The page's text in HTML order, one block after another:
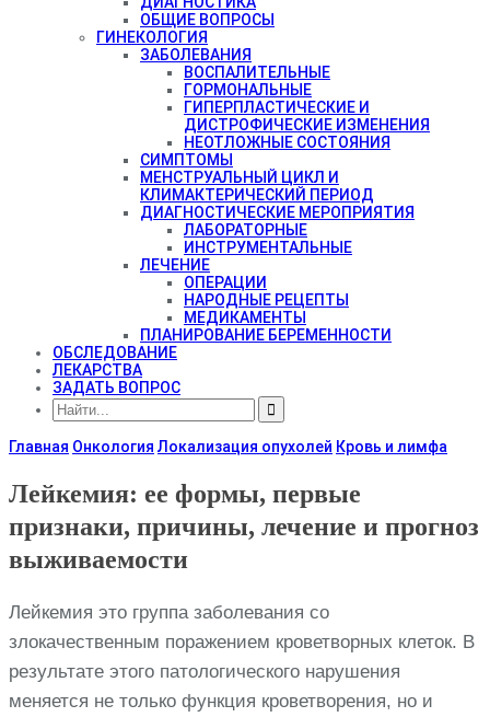
ОБЩИЕ ВОПРОСЫ
ГИНЕКОЛОГИЯ
ЗАБОЛЕВАНИЯ
ВОСПАЛИТЕЛЬНЫЕ
ГОРМОНАЛЬНЫЕ
ГИПЕРПЛАСТИЧЕСКИЕ И
ДИСТРОФИЧЕСКИЕ ИЗМЕНЕНИЯ
НЕОТЛОЖНЫЕ СОСТОЯНИЯ
СИМПТОМЫ
МЕНСТРУАЛЬНЫЙ ЦИКЛ И
КЛИМАКТЕРИЧЕСКИЙ ПЕРИОД
ДИАГНОСТИЧЕСКИЕ МЕРОПРИЯТИЯ
ЛАБОРАТОРНЫЕ
ИНСТРУМЕНТАЛЬНЫЕ
ЛЕЧЕНИЕ
ОПЕРАЦИИ
НАРОДНЫЕ РЕЦЕПТЫ
МЕДИКАМЕНТЫ
ПЛАНИРОВАНИЕ БЕРЕМЕННОСТИ
ОБСЛЕДОВАНИЕ
ЛЕКАРСТВА
ЗАДАТЬ ВОПРОС
Главная Онкология Локализация опухолей Кровь и лимфа
Лейкемия: ее формы, первые
признаки, причины, лечение и прогноз
выживаемости
Лейкемия это группа заболевания со
злокачественным поражением кроветворных клеток. В
результате этого патологического нарушения
меняется не только функция кроветворения, но и